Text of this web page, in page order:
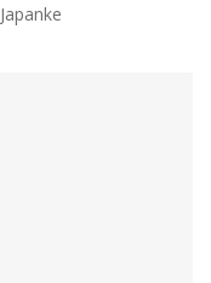
Japanke